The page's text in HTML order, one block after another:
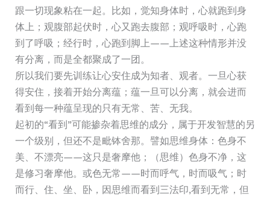
跟一切现象粘在一起。比如，觉知身体时，心就跑到身
体上；观腹部起伏时，心又跑去腹部；观呼吸时，心跑
到了呼吸；经行时，心跑到脚上——上述这种情形并没
有分离，而是全都聚成了一团。
所以我们要先训练让心安住成为知者、观者。一旦心获
得安住，接着开始分离蕴；蕴一旦可以分离，就会进而
看到每一种蕴呈现的只有无常、苦、无我。
起初的“看到”可能掺杂着思维的成分，属于开发智慧的另
一个级别，但还不是毗钵舍那。譬如思维身体：色身不
美、不漂亮——这只是奢摩他；（思维）色身不净，这
是修习奢摩他。或色无常——时而呼气，时而吸气；时
而行、住、坐、卧，因思维而看到三法印,看到无常，但